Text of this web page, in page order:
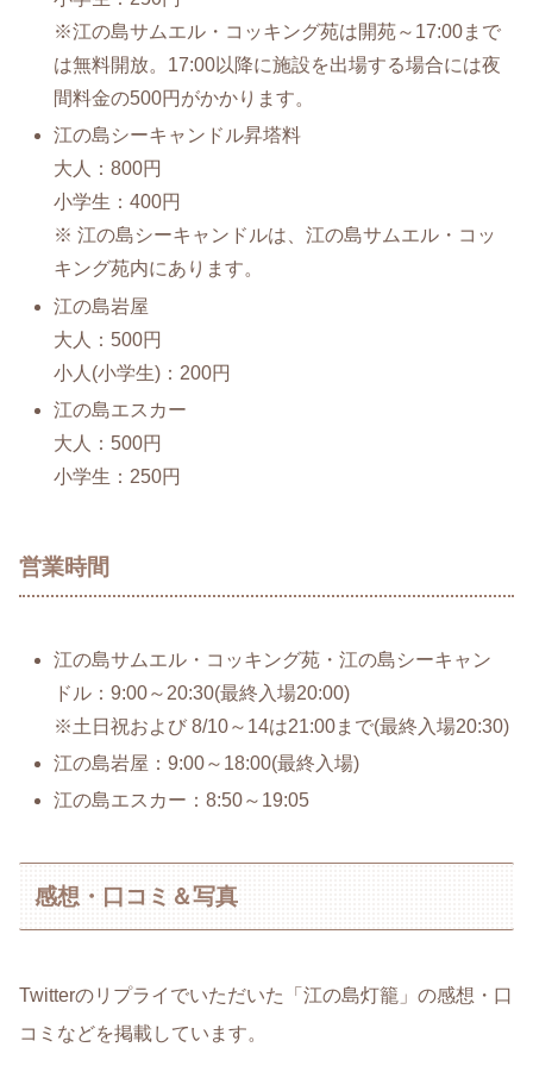
※江の島サムエル・コッキング苑は開苑～17:00まで
は無料開放。17:00以降に施設を出場する場合には夜
間料金の500円がかかります。
江の島シーキャンドル昇塔料
大人：800円
小学生：400円
※ 江の島シーキャンドルは、江の島サムエル・コッ
キング苑内にあります。
江の島岩屋
大人：500円
小人(小学生)：200円
江の島エスカー
大人：500円
小学生：250円
営業時間
江の島サムエル・コッキング苑・江の島シーキャン
ドル：9:00～20:30(最終入場20:00)
※土日祝および 8/10～14は21:00まで(最終入場20:30)
江の島岩屋：9:00～18:00(最終入場)
江の島エスカー：8:50～19:05
感想・口コミ＆写真
Twitterのリプライでいただいた「江の島灯籠」の感想・口
コミなどを掲載しています。